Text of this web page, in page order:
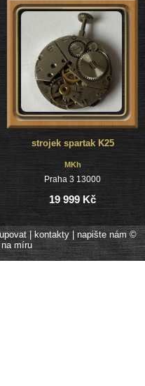
strojek spartak K25
MKh
Praha 3 13000
19 999 Kč
| kontakty|napište nám ©
míru